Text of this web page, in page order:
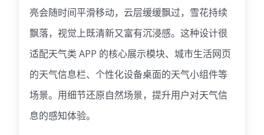
亮会随时间平滑移动，云层缓缓飘过，雪花持续
飘落，视觉上既清新又富有沉浸感。 这种设计很
适配天气类 APP 的核心展示模块、城市生活网页
的天气信息栏、个性化设备桌面的天气小组件等
场景。 用细节还原自然场景，提升用户对天气信
息的感知体验。